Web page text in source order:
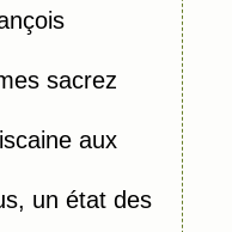
sacrez
aux
un état des